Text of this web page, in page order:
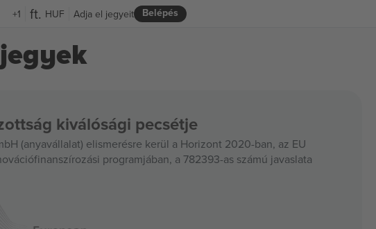
+1 HUF Belépés
Adja el jegyeit
kiválósági pecsétje
(anyavállalat) elismerésre kerül a Horizont 2020-ban, az EU
programjában, a 782393-as számú javaslata